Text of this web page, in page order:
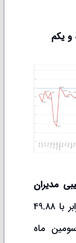
و یکم
مدیران
برای کل اقتصاد ایران برابر با 49.88
ماه